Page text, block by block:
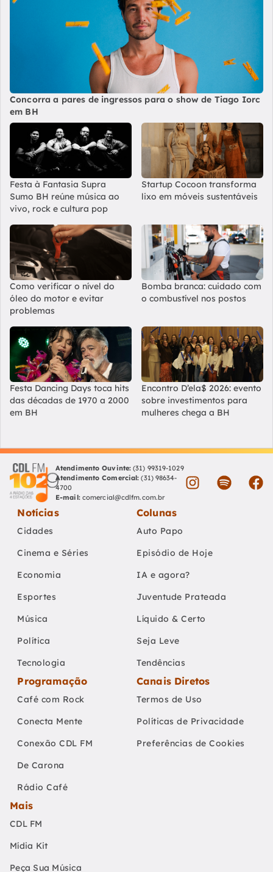
Concorra a pares de ingressos para o show de Tiago Iorc
em BH
Festa à Fantasia Supra
Sumo BH reúne música ao
vivo, rock e cultura pop
Startup Cocoon transforma
lixo em móveis sustentáveis
Como verificar o nível do
óleo do motor e evitar
problemas
Bomba branca: cuidado com
o combustível nos postos
Festa Dancing Days toca hits
das décadas de 1970 a 2000
em BH
Encontro D’ela$ 2026: evento
sobre investimentos para
mulheres chega a BH
Atendimento Ouvinte: (31) 99319-1029
Atendimento Comercial: (31) 98634-
4700
E-mail: comercial@cdlfm.com.br
Notícias
Cidades
Cinema e Séries
Economia
Esportes
Música
Política
Tecnologia
Colunas
Auto Papo
Episódio de Hoje
IA e agora?
Juventude Prateada
Líquido & Certo
Seja Leve
Tendências
Programação
Café com Rock
Conecta Mente
Conexão CDL FM
De Carona
Rádio Café
Canais Diretos
Termos de Uso
Políticas de Privacidade
Preferências de Cookies
Mais
CDL FM
Mídia Kit
Peça Sua Música